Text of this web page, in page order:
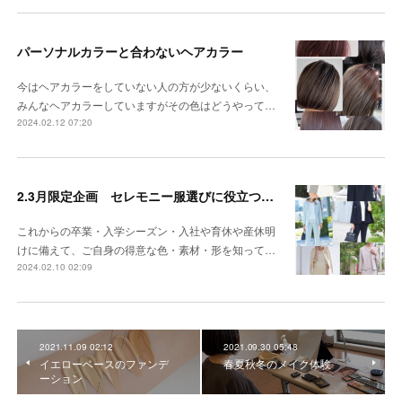
パーソナルカラーと合わないヘアカラー
今はヘアカラーをしていない人の方が少ないくらい、
みんなヘアカラーしていますがその色はどうやって…
2024.02.12 07:20
2.3月限定企画 セレモニー服選びに役立つパーソナルカラー
これからの卒業・入学シーズン・入社や育休や産休明
けに備えて、ご自身の得意な色・素材・形を知って…
2024.02.10 02:09
2021.11.09 02:12
イエローベースのファンデ
ーション
2021.09.30 05:48
春夏秋冬のメイク体験